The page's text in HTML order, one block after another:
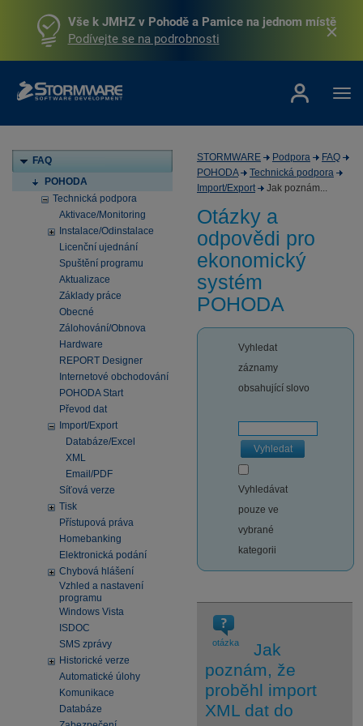
Vše k JMHZ v Pohodě a Pamice na jednom místě
Podívejte se na podrobnosti
FAQ
POHODA
Technická podpora
Aktivace/Monitoring
Instalace/Odinstalace
Licenční ujednání
Spuštění programu
Aktualizace
Základy práce
Obecné
Zálohování/Obnova
Hardware
REPORT Designer
Internetové obchodování
POHODA Start
Převod dat
Import/Export
Databáze/Excel
XML
Email/PDF
Síťová verze
Tisk
Přístupová práva
Homebanking
Elektronická podání
Chybová hlášení
Vzhled a nastavení
programu
Windows Vista
ISDOC
SMS zprávy
Historické verze
Automatické úlohy
Komunikace
Databáze
STORMWARE Podpora
FAQ
POHODA
Technická podpora
Import/Export
Jak poznám...
Otázky a
odpovědi pro
ekonomický
systém
POHODA
Vyhledat
záznamy
obsahující slovo
Vyhledat
Vyhledávat
pouze ve
vybrané
kategorii
otázka
Jak
poznám, že
proběhl import
XML dat do